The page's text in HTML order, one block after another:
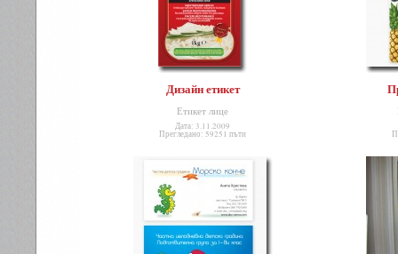
Дизайн етикет
Етикет лице
Дата: 3.11.2009
Прегледано: 59251 пъти